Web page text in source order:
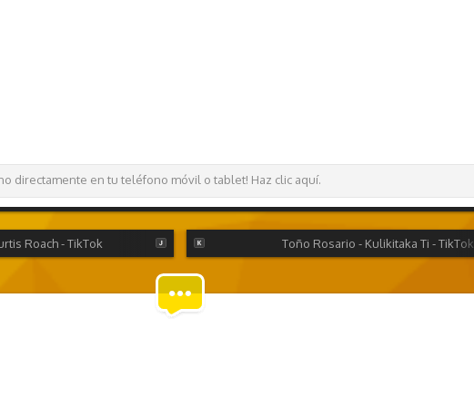
directamente en tu teléfono móvil o tablet! Haz clic aquí.
Roach - TikTok Toño Rosario - Kulikitaka Ti - TikTok